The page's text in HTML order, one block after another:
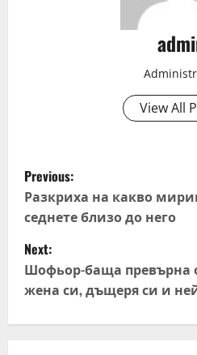
View All
P
o
s
t
n
Previous:
Разкриха на какво
седнете близо до него
Next:
Шофьор-баща превърна
жена си, дъщеря си и